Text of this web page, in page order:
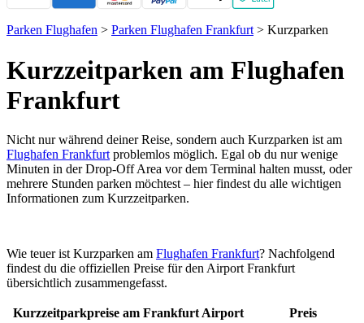
Parken Flughafen > Parken Flughafen Frankfurt > Kurzparken
Kurzzeitparken am Flughafen
Frankfurt
Nicht nur während deiner Reise, sondern auch Kurzparken ist am
Flughafen Frankfurt problemlos möglich. Egal ob du nur wenige
Minuten in der Drop-Off Area vor dem Terminal halten musst, oder
mehrere Stunden parken möchtest – hier findest du alle wichtigen
Informationen zum Kurzzeitparken.
Wie teuer ist Kurzparken am Flughafen Frankfurt? Nachfolgend
findest du die offiziellen Preise für den Airport Frankfurt
übersichtlich zusammengefasst.
Kurzzeitparkpreise am Frankfurt Airport
Preis